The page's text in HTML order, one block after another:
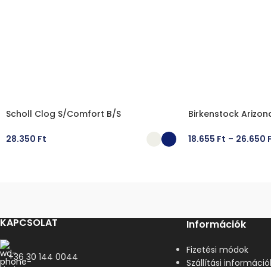
Scholl Clog S/Comfort B/S
28.350 Ft
Birkenstock
18.655 Ft – 26.650
KAPCSOLAT
+36 30 144 0044
Információk
Fizetési módok
Szállítási